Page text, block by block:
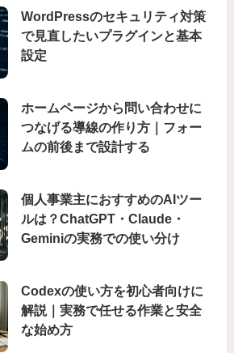
WordPressのセキュリティ対策
で見直したいプラグインと基本
設定
ホームページから問い合わせに
つなげる導線の作り方｜フォー
ムの前後まで設計する
個人事業主におすすめのAIツー
ルは？ChatGPT・Claude・
Geminiの実務での使い分け
Codexの使い方を初心者向けに
解説｜実務で任せる作業と安全
な始め方